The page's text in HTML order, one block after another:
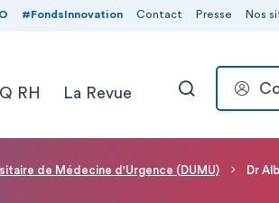
#FondsInnovation Contact Presse Nos
RH La Revue
de Médecine d'Urgence (DUMU)
Dr